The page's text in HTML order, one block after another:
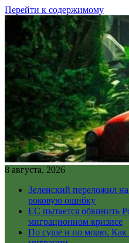
Перейти к содержимому
8 августа, 2026
Зеленский переложил
роковую ошибку
ЕС пытается обвинить
миграционном кризисе
По суше и по морю. Как